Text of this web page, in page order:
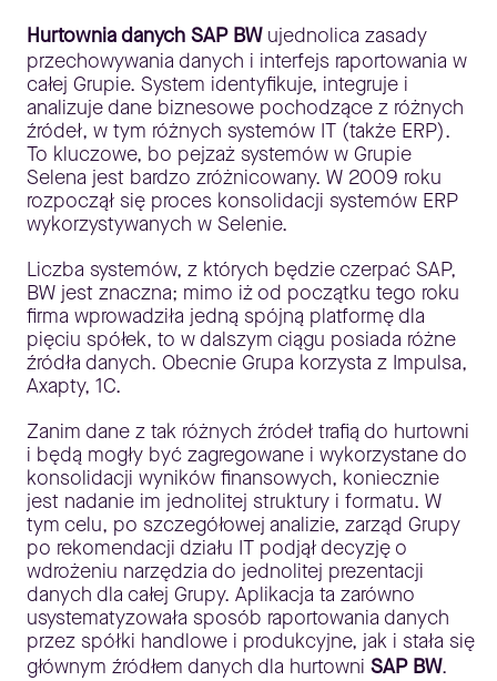
Hurtownia danych SAP BWujednolica zasady
przechowywania danych i interfejs raportowania w
całej Grupie. System identyfikuje, integruje i
analizuje dane biznesowe pochodzące z różnych
źródeł, w tym różnych systemów IT (także ERP).
To kluczowe, bo pejzaż systemów w Grupie
Selena jest bardzo zróżnicowany. W 2009 roku
rozpoczął się proces konsolidacji systemów ERP
wykorzystywanych w Selenie.
Liczba systemów, z których będzie czerpać SAP,
BW jest znaczna; mimo iż od początku tego roku
firma wprowadziła jedną spójną platformę dla
pięciu spółek, to w dalszym ciągu posiada różne
źródła danych. Obecnie Grupa korzysta z Impulsa,
Axapty, 1C.
Zanim dane z tak różnych źródeł trafią do hurtowni
i będą mogły być zagregowane i wykorzystane do
konsolidacji wyników finansowych, koniecznie
jest nadanie im jednolitej struktury i formatu. W
tym celu, po szczegółowej analizie, zarząd Grupy
po rekomendacji działu IT podjął decyzję o
wdrożeniu narzędzia do jednolitej prezentacji
danych dla całej Grupy. Aplikacja ta zarówno
usystematyzowała sposób raportowania danych
przez spółki handlowe i produkcyjne, jak i stała się
głównym źródłem danych dla hurtowni SAP BW.